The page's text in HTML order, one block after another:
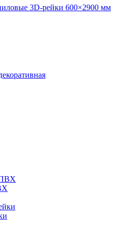
3D‑рейки 600×2900 мм